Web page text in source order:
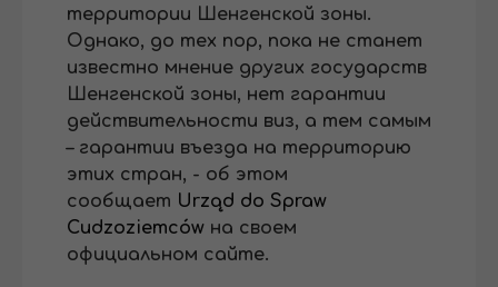
территории Шенгенской зоны.
Однако, до тех пор, пока не станет
известно мнение других государств
Шенгенской зоны, нет гарантии
действительности виз, а тем самым
– гарантии въезда на территорию
этих стран, - об этом
сообщает Urząd do Spraw
Cudzoziemców на своем
официальном сайте.